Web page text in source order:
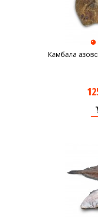
Камбала